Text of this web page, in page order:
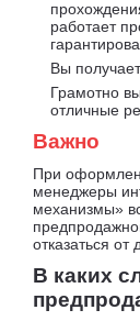
работает
Вы
Грамотно
отличные
Важно
При
менеджеры
механизмы»
отказаться от
В каких